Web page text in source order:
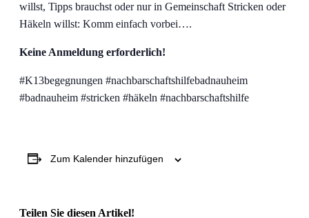
willst, Tipps brauchst oder nur in Gemeinschaft Stricken oder
Häkeln willst: Komm einfach vorbei….
Keine Anmeldung erforderlich!
#K13begegnungen #nachbarschaftshilfebadnauheim
#badnauheim #stricken #häkeln #nachbarschaftshilfe
Zum Kalender hinzufügen
Teilen Sie diesen Artikel!